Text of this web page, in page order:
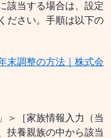
該当する場合は、設定
ださい。手順は以下の
末調整の方法｜株式会
＞［家族情報入力（当
扶養親族の中から該当